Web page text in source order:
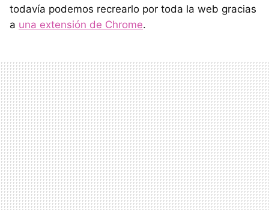
todavía podemos recrearlo por toda la web gracias
a una extensión de Chrome.